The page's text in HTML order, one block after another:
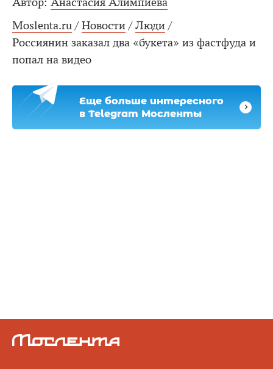
Moslenta.ru / Новости / Люди /
Россиянин заказал два «букета» из фастфуда и
попал на видео
Еще больше интересного
в Telegram Мосленты